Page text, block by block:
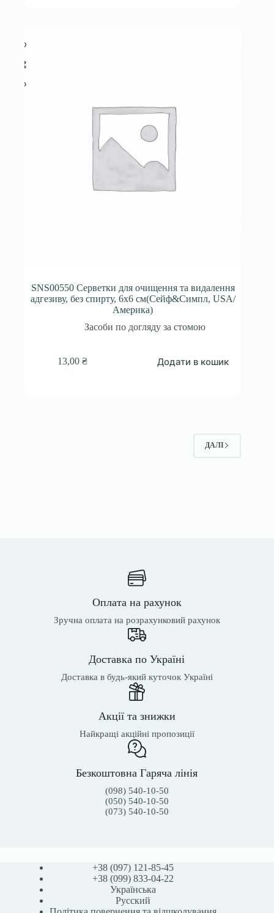
SNS00550 Серветки для очищення та видалення
адгезиву, без спирту, 6х6 см(Сейф&Симпл, USA/
Америка)
Засоби по догляду за стомою
13,00₴ Додати в кошик
ДАЛІ
Оплата на рахунок
Зручна оплата на розрахунковий рахунок
Доставка по Україні
Доставка в будь-який куточок Україні
Акції та знижки
Найкращі акційні пропозиції
Безкоштовна Гаряча лінія
(098) 540-10-50
(050) 540-10-50
(073) 540-10-50
+38 (097) 121-85-45
+38 (099) 833-04-22
Українська
Русский